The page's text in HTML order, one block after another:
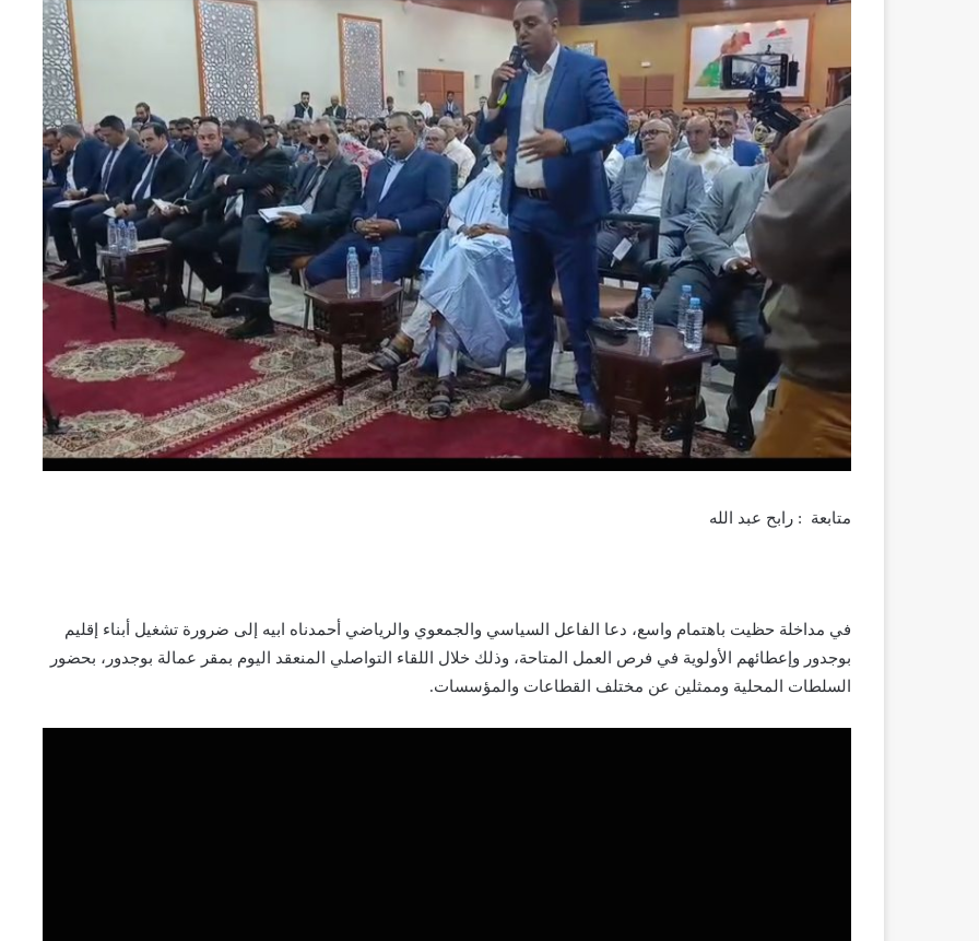
متابعة : رابح عبد الله
في مداخلة حظيت باهتمام واسع، دعا الفاعل السياسي والجمعوي والرياضي أحمدناه ابيه إلى ضرورة تشغيل أبناء إقليم
بوجدور وإعطائهم الأولوية في فرص العمل المتاحة، وذلك خلال اللقاء التواصلي المنعقد اليوم بمقر عمالة بوجدور، بحضور
السلطات المحلية وممثلين عن مختلف القطاعات والمؤسسات.